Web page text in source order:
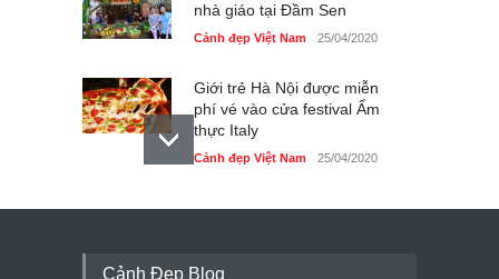
nhà giáo tại Đầm Sen
Cảnh đẹp Việt Nam 25/04/2020
Giới trẻ Hà Nội được miễn
phí vé vào cửa festival Ẩm
thực Italy
Cảnh đẹp Việt Nam 25/04/2020
Tam giác mạch khoe sắc
Cảnh Đẹp Blog